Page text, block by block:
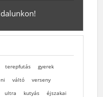
terepfutás
gyerek
váltó
verseny
ultra kutyás
éjszakai